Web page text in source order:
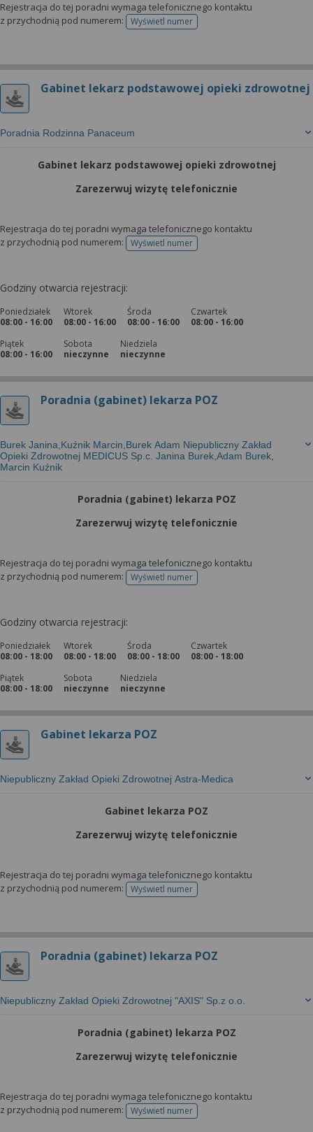
Rejestracja do tej poradni wymaga telefonicznego kontaktu
z przychodnią pod numerem:
Wyświetl numertelefonu do rejestracji
Gabinet lekarz podstawowej opieki zdrowotnej
Poradnia Rodzinna Panaceum
Gabinet lekarz podstawowej opieki zdrowotnej
Zarezerwuj wizytę telefonicznie
Rejestracja do tej poradni wymaga telefonicznego kontaktu
z przychodnią pod numerem:
Wyświetl numertelefonu do rejestracji
Godziny otwarcia rejestracji:
Poniedziałek
08:00 - 16:00
Wtorek
08:00 - 16:00
Środa
08:00 - 16:00
Czwartek
08:00 - 16:00
Piątek
08:00 - 16:00
Sobota
nieczynne
Niedziela
nieczynne
Poradnia (gabinet) lekarza POZ
Burek Janina,Kuźnik Marcin,Burek Adam Niepubliczny Zakład
Opieki Zdrowotnej MEDICUS Sp.c. Janina Burek,Adam Burek,
Marcin Kuźnik
Poradnia (gabinet) lekarza POZ
Zarezerwuj wizytę telefonicznie
Rejestracja do tej poradni wymaga telefonicznego kontaktu
z przychodnią pod numerem:
Wyświetl numertelefonu do rejestracji
Godziny otwarcia rejestracji:
Poniedziałek
08:00 - 18:00
Wtorek
08:00 - 18:00
Środa
08:00 - 18:00
Czwartek
08:00 - 18:00
Piątek
08:00 - 18:00
Sobota
nieczynne
Niedziela
nieczynne
Gabinet lekarza POZ
Niepubliczny Zakład Opieki Zdrowotnej Astra-Medica
Gabinet lekarza POZ
Zarezerwuj wizytę telefonicznie
Rejestracja do tej poradni wymaga telefonicznego kontaktu
z przychodnią pod numerem:
Wyświetl numertelefonu do rejestracji
Poradnia (gabinet) lekarza POZ
Niepubliczny Zakład Opieki Zdrowotnej "AXIS" Sp.z o.o.
Poradnia (gabinet) lekarza POZ
Zarezerwuj wizytę telefonicznie
Rejestracja do tej poradni wymaga telefonicznego kontaktu
z przychodnią pod numerem:
Wyświetl numertelefonu do rejestracji